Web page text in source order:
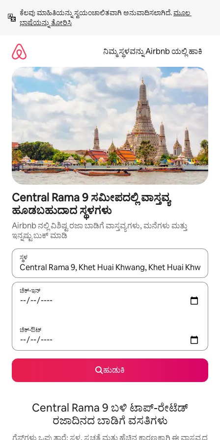
ಹೋಗಿ
ಕೆಲವು ಮಾಹಿತಿಯನ್ನು ಸ್ವಯಂಚಾಲಿತವಾಗಿ ಅನುವಾದಿಸಲಾಗಿದೆ. ಮೂಲ
ಭಾಷೆಯನ್ನು ತೋರಿಸಿ
ನಿಮ್ಮ ಸ್ಥಳವನ್ನು Airbnb ಯಲ್ಲಿ ಹಾಕಿ
Central Rama 9 ಸಮೀಪದಲ್ಲಿ ವಾಸ್ತವ್ಯ
ಹೂಡಬಹುದಾದ ಸ್ಥಳಗಳು
Airbnb ನಲ್ಲಿ ವಿಶಿಷ್ಟ ರಜಾ ಬಾಡಿಗೆ ವಾಸ್ತವ್ಯಗಳು, ಮನೆಗಳು ಮತ್ತು
ಇನ್ನಷ್ಟು ಬುಕ್ ಮಾಡಿ
ಸ್ಥಳ
ಫಲಿತಾಂಶಗಳು ಲಭ್ಯವಿರುವಾಗ, ಅಪ್ ಮತ್ತು ಡೌನ್ ಬಾಣದ ಕೀಲಿಗಳೊಂದಿಗೆ
ಚೆಕ್-ಇನ್
ಚೆಕ್-ಔಟ್
ಹುಡುಕಿ
Central Rama 9 ಬಳಿ ಟಾಪ್-ರೇಟೆಡ್
ರಜಾದಿನದ ಬಾಡಿಗೆ ವಸತಿಗಳು
ಗೆಸ್ಟ್‌ಗಳು ಒಪ್ಪುತ್ತಾರೆ: ಸ್ಥಳ, ಸ್ವಚ್ಛತೆ ಮತ್ತು ಹೆಚ್ಚಿನ ಕಾರಣಕ್ಕಾಗಿ ಈ ವಾಸ್ತವ್ಯದ